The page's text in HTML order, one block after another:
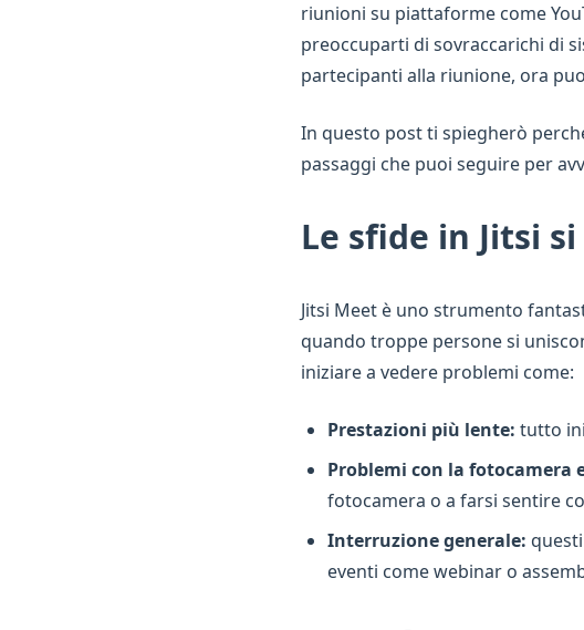
riunioni su piattaforme come
preoccuparti di sovraccarichi di
partecipanti alla riunione, ora
In questo post ti spiegherò
passaggi che puoi seguire per
Le sfide in Jitsi
Jitsi Meet è uno strumento
quando troppe persone si
iniziare a vedere problemi come:
Prestazioni più lente: tutto
Problemi con la fotocamera
fotocamera o a farsi sentire
Interruzione generale:
eventi come webinar o